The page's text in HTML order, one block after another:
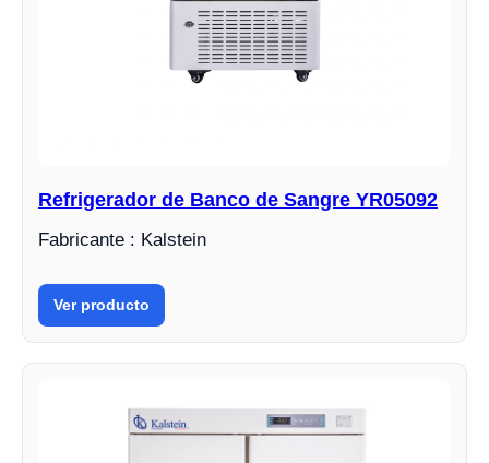
Refrigerador de Banco de Sangre YR05092
Fabricante : Kalstein
Ver producto